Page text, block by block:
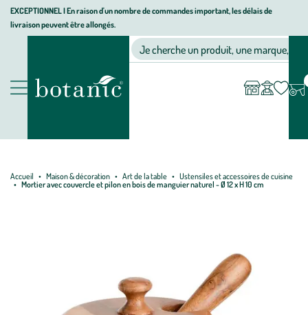
Aller
Aller
au
Aller
au
page
EXCEPTIONNEL I En raison d'un nombre de commandes important, les délais de
livraison peuvent être allongés.
Nos produits
Jardinerie écologique, animalerie, décoration, alimentation bio
Je cherche un produit, une marque, un
compte
Accueil Maison & décoration Art de la table
Ustensiles et accessoires de cuisine
Mortier avec couvercle et pilon en bois de manguier naturel - Ø 12 x H 10 cm